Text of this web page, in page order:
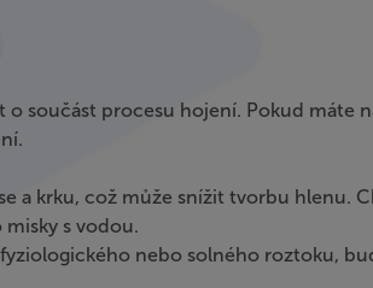
součást procesu hojení. Pokud máte
a krku, což může snížit tvorbu hlenu.
s vodou.
nebo solného roztoku,